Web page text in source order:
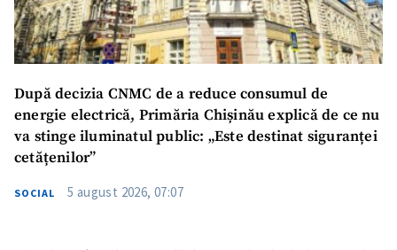
După decizia CNMC de a reduce consumul de
energie electrică, Primăria Chișinău explică de ce nu
va stinge iluminatul public: „Este destinat siguranței
cetățenilor”
SOCIAL 5 august 2026, 07:07
Mesajul știrei
+ Mesajul știrei
CONTACT SURSĂ
Nume+ Numele meu